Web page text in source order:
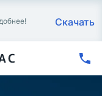
Скачать